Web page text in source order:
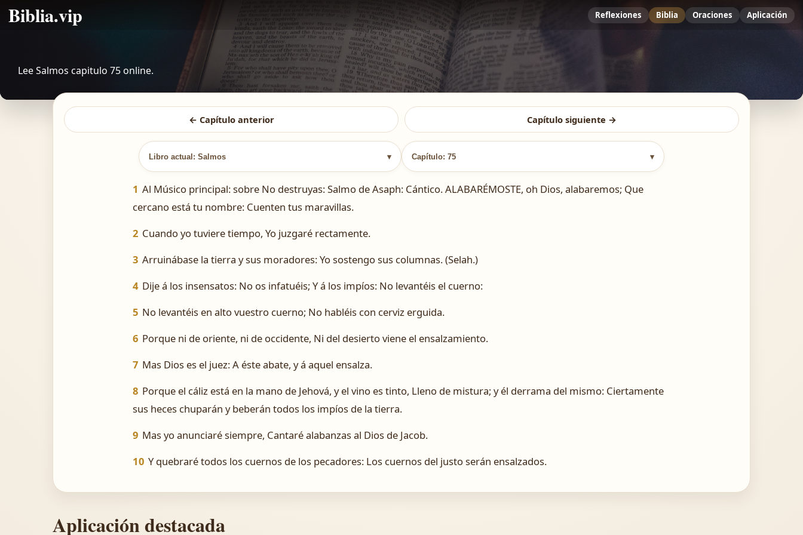
Biblia.vip Reflexiones Biblia Oraciones Aplicación
Lee Salmos capitulo 75 online.
← Capítulo anterior Capítulo siguiente →
Libro actual: Salmos ▾ Capítulo: 75 ▾
1 Al Músico principal: sobre No destruyas: Salmo de Asaph: Cántico. ALABARÉMOSTE, oh Dios, alabaremos; Que
cercano está tu nombre: Cuenten tus maravillas.
2 Cuando yo tuviere tiempo, Yo juzgaré rectamente.
3 Arruinábase la tierra y sus moradores: Yo sostengo sus columnas. (Selah.)
4 Dije á los insensatos: No os infatuéis; Y á los impíos: No levantéis el cuerno:
5 No levantéis en alto vuestro cuerno; No habléis con cerviz erguida.
6 Porque ni de oriente, ni de occidente, Ni del desierto viene el ensalzamiento.
7 Mas Dios es el juez: A éste abate, y á aquel ensalza.
8 Porque el cáliz está en la mano de Jehová, y el vino es tinto, Lleno de mistura; y él derrama del mismo: Ciertamente
sus heces chuparán y beberán todos los impíos de la tierra.
9 Mas yo anunciaré siempre, Cantaré alabanzas al Dios de Jacob.
10 Y quebraré todos los cuernos de los pecadores: Los cuernos del justo serán ensalzados.
Aplicación destacada